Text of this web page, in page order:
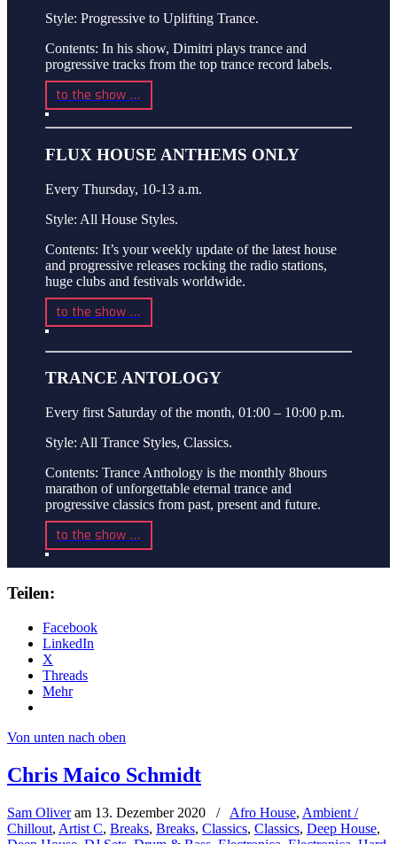
Style: Progressive to Uplifting Trance.
Contents: In his show, Dimitri plays trance and
progressive tracks from the top trance record labels.
to the show …
FLUX HOUSE ANTHEMS ONLY
Every Thursday, 10-13 a.m.
Style: All House Styles.
Contents: It’s your weekly update of the latest house
and progressive releases rocking the radio stations,
huge clubs and festivals worldwide.
to the show …
TRANCE ANTOLOGY
Every first Saturday of the month, 01:00 – 10:00 p.m.
Style: All Trance Styles, Classics.
Contents: Trance Anthology is the monthly 8hours
marathon of unforgettable eternal trance and
progressive classics from past, present and future.
to the show …
Teilen:
Facebook
LinkedIn
X
Threads
Mehr
Von unten nach oben
Chris Maico Schmidt
Sam Oliveram 13. Dezember 2020 / Afro House, Ambient /
Chillout, Artist C, Breaks, Breaks, Classics, Classics, Deep House,